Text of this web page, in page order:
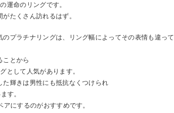
運命のリングです。
たくさん訪れるはず。
プラチナリングは、リング幅によってその表情も違って
ことから
として人気があります。
輝きは男性にも抵抗なくつけられ
す。
にするのがおすすめです。